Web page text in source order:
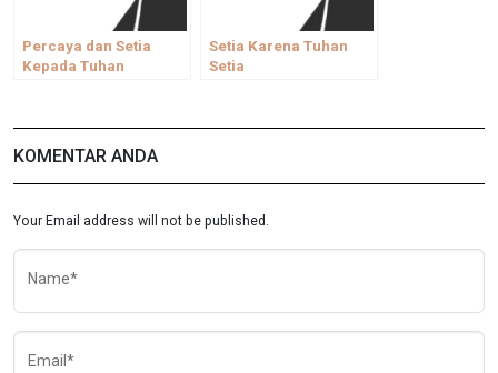
Percaya dan Setia
Kepada Tuhan
Setia Karena Tuhan
Setia
KOMENTAR ANDA
Your Email address will not be published.
Name*
Email*